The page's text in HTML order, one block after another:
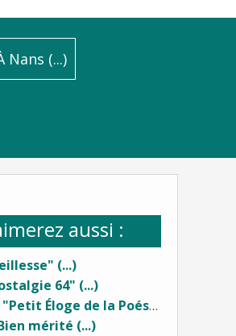
Nans (...)
aussi :
(...)
64" (...)
Poèm' À Nans: "Petit Éloge de la Poésie" (1) ...
mérité (...)